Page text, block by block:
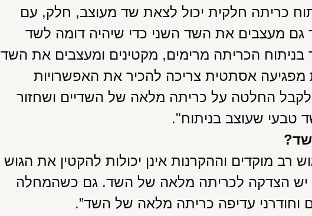
כריתה חלקית יכול לצאת שד מעוצב, חלק, עם
גם מעצבים את השד השני כדי שיהיה דומה לשד
הכריתה מרימים, מקטינים ומעצבים את השד
אסתטית צריכה להכיר את האפשרויות
החלטה על כריתה מלאה של השדיים ושחזור
טבעי שעוצב בניתוח".
רב מוקדים וההקרנות אינן יכולות להקטין את הגוש
יש הצדקה לכריתה מלאה של השד. גם כשהמחלה
עדיפה כריתה מלאה של השד”.